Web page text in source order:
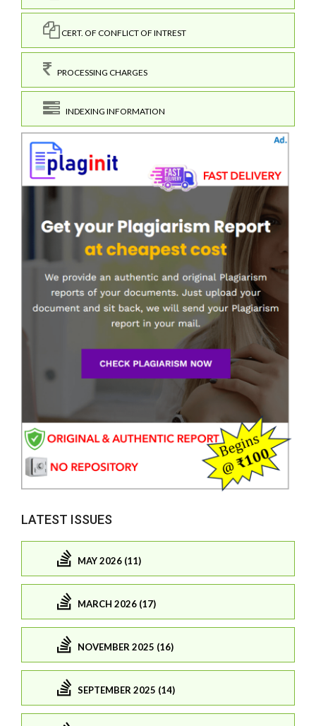
CERT. OF CONFLICT OF INTREST
PROCESSING CHARGES
INDEXING INFORMATION
LATEST ISSUES
MAY 2026 (11)
MARCH 2026 (17)
NOVEMBER 2025 (16)
SEPTEMBER 2025 (14)